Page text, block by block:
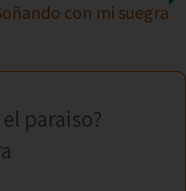
con mi suegra
paraiso?